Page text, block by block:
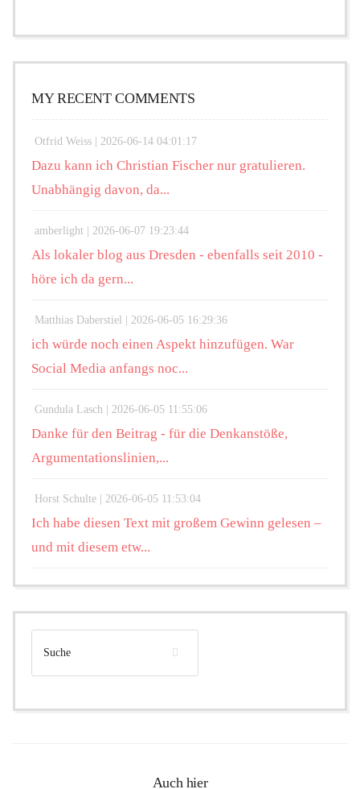
MY RECENT COMMENTS
Otfrid Weiss | 2026-06-14 04:01:17
Dazu kann ich Christian Fischer nur gratulieren.
Unabhängig davon, da...
amberlight | 2026-06-07 19:23:44
Als lokaler blog aus Dresden - ebenfalls seit 2010 -
höre ich da gern...
Matthias Daberstiel | 2026-06-05 16:29:36
ich würde noch einen Aspekt hinzufügen. War
Social Media anfangs noc...
Gundula Lasch | 2026-06-05 11:55:06
Danke für den Beitrag - für die Denkanstöße,
Argumentationslinien,...
Horst Schulte | 2026-06-05 11:53:04
Ich habe diesen Text mit großem Gewinn gelesen –
und mit diesem etw...
Auch hier